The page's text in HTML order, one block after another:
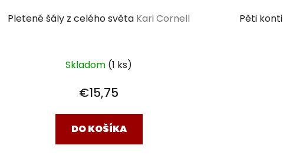
Pletené šály z celého světa Kari Cornell
Skladom (1 ks)
€15,75
DO KOŠÍKA
Pěti